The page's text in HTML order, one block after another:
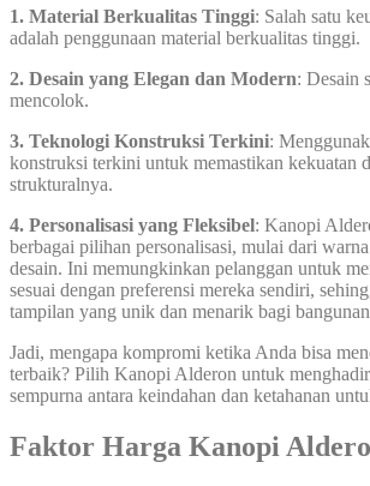
1. Material Berkualitas Tinggi: Salah satu
adalah penggunaan material berkualitas tinggi.
2. Desain yang Elegan dan Modern: Desain
mencolok.
3. Teknologi Konstruksi Terkini:
konstruksi terkini untuk memastikan kekuatan
strukturalnya.
4. Personalisasi yang Fleksibel: Kanopi
berbagai pilihan personalisasi, mulai dari
desain. Ini memungkinkan pelanggan untuk
sesuai dengan preferensi mereka sendiri,
tampilan yang unik dan menarik bagi
Jadi, mengapa kompromi ketika Anda bisa
terbaik? Pilih Kanopi Alderon untuk
sempurna antara keindahan dan ketahanan
Faktor Harga Kanopi